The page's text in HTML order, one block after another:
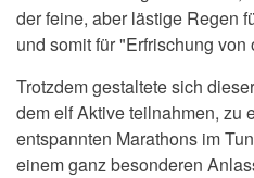
der feine, aber lästige Regen
und somit für "Erfrischung von
Trotzdem gestaltete sich
dem elf Aktive teilnahmen, zu
entspannten Marathons im
einem ganz besonderen